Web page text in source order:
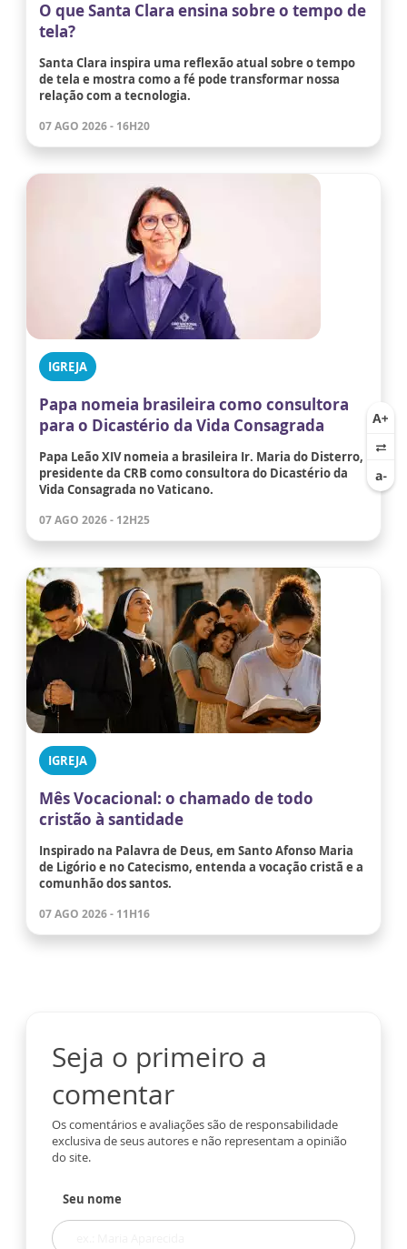
O que Santa Clara ensina sobre o tempo de
tela?
Santa Clara inspira uma reflexão atual sobre o tempo
de tela e mostra como a fé pode transformar nossa
relação com a tecnologia.
07 AGO 2026 - 16H20
IGREJA
Papa nomeia brasileira como consultora
para o Dicastério da Vida Consagrada
Papa Leão XIV nomeia a brasileira Ir. Maria do Disterro,
presidente da CRB como consultora do Dicastério da
Vida Consagrada no Vaticano.
07 AGO 2026 - 12H25
IGREJA
Mês Vocacional: o chamado de todo
cristão à santidade
Inspirado na Palavra de Deus, em Santo Afonso Maria
de Ligório e no Catecismo, entenda a vocação cristã e a
comunhão dos santos.
07 AGO 2026 - 11H16
Seja o primeiro a
comentar
Os comentários e avaliações são de responsabilidade
exclusiva de seus autores e não representam a opinião
do site.
Seu nome